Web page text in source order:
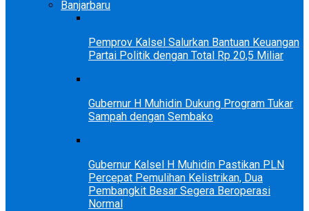
Banjarbaru
Pemprov Kalsel Salurkan Bantuan Keuangan
Partai Politik dengan Total Rp 20,5 Miliar
Gubernur H Muhidin Dukung Program Tukar
Sampah dengan Sembako
Gubernur Kalsel H Muhidin Pastikan PLN
Percepat Pemulihan Kelistrikan, Dua
Pembangkit Besar Segera Beroperasi
Normal